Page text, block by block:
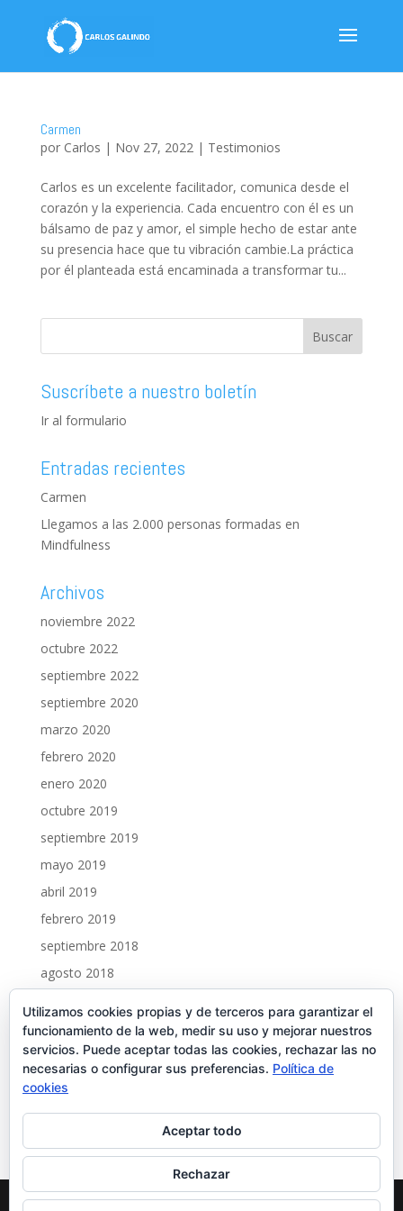
Carmen
por Carlos | Nov 27, 2022| Testimonios
Carlos es un excelente facilitador, comunica desde el
corazón y la experiencia. Cada encuentro con él es un
bálsamo de paz y amor, el simple hecho de estar ante
su presencia hace que tu vibración cambie.La práctica
por él planteada está encaminada a transformar tu...
Suscríbete a nuestro boletín
Ir al formulario
Entradas recientes
Carmen
Llegamos a las 2.000 personas formadas en
Mindfulness
Archivos
noviembre 2022
octubre 2022
septiembre 2022
septiembre 2020
marzo 2020
febrero 2020
enero 2020
octubre 2019
septiembre 2019
mayo 2019
abril 2019
febrero 2019
septiembre 2018
agosto 2018
febrero 2018
enero 2018
Utilizamos cookies propias y de terceros para garantizar el
funcionamiento de la web, medir su uso y mejorar nuestros
servicios. Puede aceptar todas las cookies, rechazar las no
necesarias o configurar sus preferencias. Política de
cookies
Aceptar todo
Rechazar